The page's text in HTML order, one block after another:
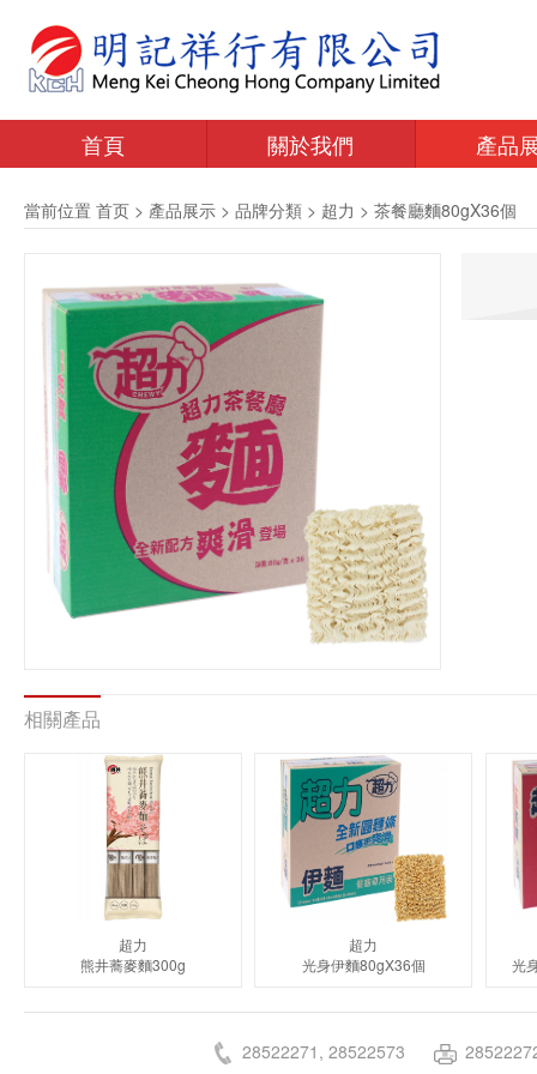
首頁 關於我們 產品
當前位置 首页 > 產品展示 > 品牌分類 > 超力 > 茶餐廳麵80gX36個
相關產品
超力
熊井蕎麥麵300g
超力
光身伊麵80gX36個
光
28522271, 28522573